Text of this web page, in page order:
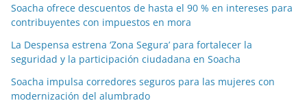
Soacha ofrece descuentos de hasta el 90 % en intereses para
contribuyentes con impuestos en mora
La Despensa estrena ‘Zona Segura’ para fortalecer la
seguridad y la participación ciudadana en Soacha
Soacha impulsa corredores seguros para las mujeres con
modernización del alumbrado